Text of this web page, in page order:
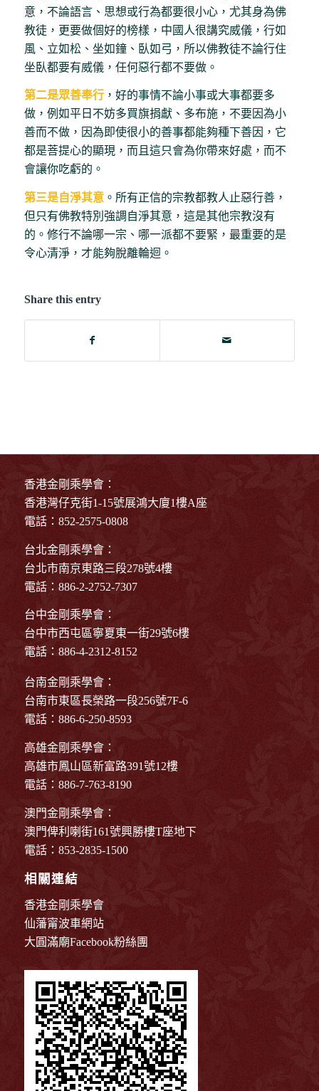
意，不論語言、思想或行為都要很小心，尤其身為佛
教徒，更要做個好的榜樣，中國人很講究威儀，行如
風、立如松、坐如鐘、臥如弓，所以佛教徒不論行住
坐臥都要有威儀，任何惡行都不要做。
第二是眾善奉行，好的事情不論小事或大事都要多
做，例如平日不妨多買旗捐獻、多布施，不要因為小
善而不做，因為即使很小的善事都能夠種下善因，它
都是菩提心的顯現，而且這只會為你帶來好處，而不
會讓你吃虧的。
第三是自淨其意。所有正信的宗教都教人止惡行善，
但只有佛教特別強調自淨其意，這是其他宗教沒有
的。修行不論哪一宗、哪一派都不要緊，最重要的是
令心清淨，才能夠脫離輪迴。
Share this entry
香港金剛乘學會：
香港灣仔克街1-15號展鴻大廈1樓A座
電話：852-2575-0808
台北金剛乘學會：
台北市南京東路三段278號4樓
電話：886-2-2752-7307
台中金剛乘學會：
台中市西屯區寧夏東一街29號6樓
電話：886-4-2312-8152
台南金剛乘學會：
台南市東區長榮路一段256號7F-6
電話：886-6-250-8593
高雄金剛乘學會：
高雄市鳳山區新富路391號12樓
電話：886-7-763-8190
澳門金剛乘學會：
澳門俾利喇街161號興勝樓T座地下
電話：853-2835-1500
相關連結
香港金剛乘學會
仙藩甯波車網站
大圓滿廟Facebook粉絲團